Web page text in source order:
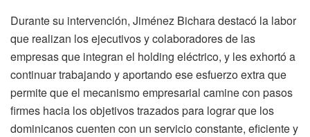
Durante su intervención, Jiménez Bichara destacó la labor
que realizan los ejecutivos y colaboradores de las
empresas que integran el holding eléctrico, y les exhortó a
continuar trabajando y aportando ese esfuerzo extra que
permite que el mecanismo empresarial camine con pasos
firmes hacia los objetivos trazados para lograr que los
dominicanos cuenten con un servicio constante, eficiente y